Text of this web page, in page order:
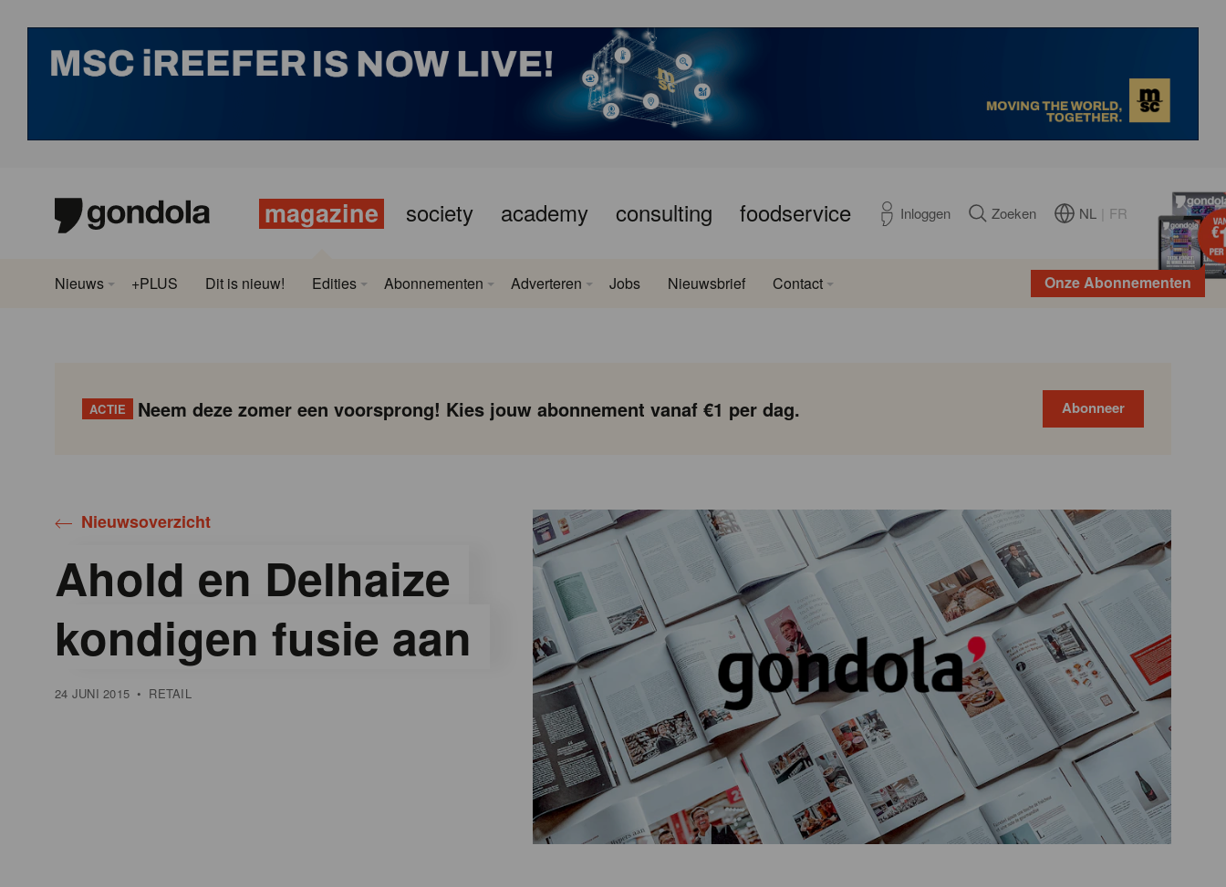
magazine society academy consulting foodservice Inloggen Zoeken NL FR
Onze Abonnementen
Nieuws +PLUS Dit is nieuw! Edities Abonnementen Adverteren Jobs Nieuwsbrief Contact
ACTIE Neem deze zomer een voorsprong! Kies jouw abonnement vanaf €1 per dag. Abonneer
Nieuwsoverzicht
Ahold en Delhaize
kondigen fusie aan
24 JUNI 2015 • RETAIL